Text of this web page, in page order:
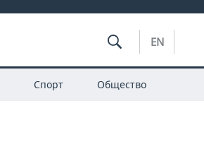
EN
Спорт Общество